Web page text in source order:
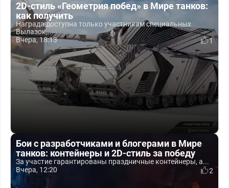
2D-стиль «Геометрия побед» в Мире танков:
как получить
Награда доступна только участникам специальных
Вылазок,...
Вчера, 18:13
1
Бои с разработчиками и блогерами в Мире
танков: контейнеры и 2D-стиль за победу
За участие гарантированы праздничные контейнеры, а...
Вчера, 12:20
2